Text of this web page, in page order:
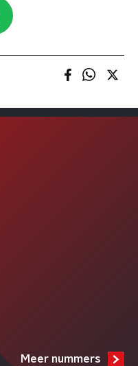
Meer nummers